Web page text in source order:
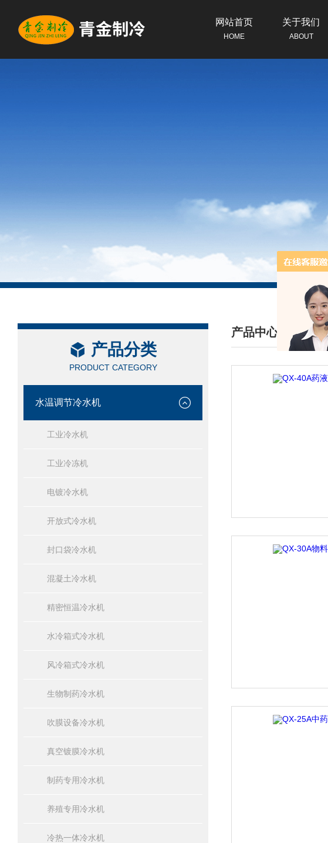
网站首页
HOME
关于我们
ABOUT
产品分类
PRODUCT CATEGORY
水温调节冷水机
工业冷水机
工业冷冻机
电镀冷水机
开放式冷水机
封口袋冷水机
混凝土冷水机
精密恒温冷水机
水冷箱式冷水机
风冷箱式冷水机
生物制药冷水机
吹膜设备冷水机
真空镀膜冷水机
制药专用冷水机
养殖专用冷水机
冷热一体冷水机
产品中心
/ PRODUCTS CENTER